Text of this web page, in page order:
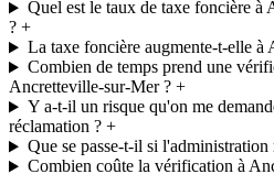
Quel est le taux de taxe foncière
? +
La taxe foncière augmente-t-elle à
Combien de temps prend une
Ancretteville-sur-Mer ? +
Y a-t-il un risque qu'on me
réclamation ? +
Que se passe-t-il si
Combien coûte la vérification à